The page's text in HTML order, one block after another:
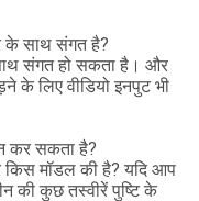
के साथ संगत है?
संगत हो सकता है। और
के लिए वीडियो इनपुट भी
कर सकता है?
किस मॉडल की है? यदि आप
की कुछ तस्वीरें पुष्टि के